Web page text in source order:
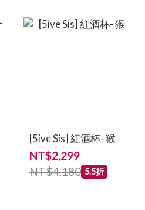
[5ive Sis] 紅酒杯- 猴
NT$2,299
NT$4,180 5.5折